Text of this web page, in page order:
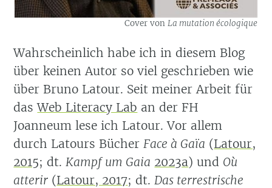
Cover von La mutation écologique
Wahrscheinlich habe ich in diesem Blog
über keinen Autor so viel geschrieben wie
über Bruno Latour. Seit meiner Arbeit für
dasWeb Literacy Lab an der FH
Joanneum lese ich Latour. Vor allem
durch Latours Bücher Face à Gaïa (Latour,
2015; dt. Kampf um Gaia 2023a) und Où
atterir (Latour, 2017; dt. Das terrestrische